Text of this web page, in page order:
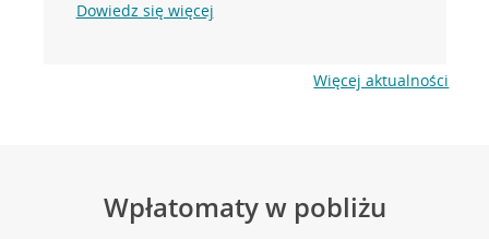
Dowiedz się więcej
Więcej aktualności
Wpłatomaty w pobliżu